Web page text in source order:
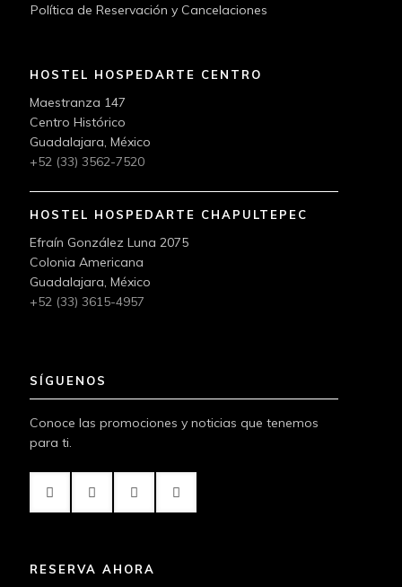
Política de Reservación y Cancelaciones
HOSTEL HOSPEDARTE CENTRO
Maestranza 147
Centro Histórico
Guadalajara, México
+52 (33) 3562-7520
HOSTEL HOSPEDARTE CHAPULTEPEC
Efraín González Luna 2075
Colonia Americana
Guadalajara, México
+52 (33) 3615-4957
SÍGUENOS
Conoce las promociones y noticias que tenemos
para ti.
RESERVA AHORA